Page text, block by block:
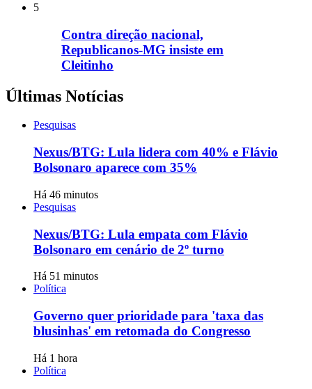
5
Contra direção nacional,
Republicanos-MG insiste em
Cleitinho
Últimas Notícias
Pesquisas
Nexus/BTG: Lula lidera com 40% e Flávio
Bolsonaro aparece com 35%
Há 46 minutos
Pesquisas
Nexus/BTG: Lula empata com Flávio
Bolsonaro em cenário de 2º turno
Há 51 minutos
Política
Governo quer prioridade para 'taxa das
blusinhas' em retomada do Congresso
Há 1 hora
Política